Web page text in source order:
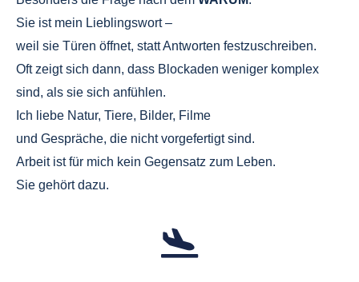
Sie ist mein Lieblingswort –
weil sie Türen öffnet, statt Antworten festzuschreiben.
Oft zeigt sich dann, dass Blockaden weniger komplex
sind, als sie sich anfühlen.
Ich liebe Natur, Tiere, Bilder, Filme
und Gespräche, die nicht vorgefertigt sind.
Arbeit ist für mich kein Gegensatz zum Leben.
Sie gehört dazu.